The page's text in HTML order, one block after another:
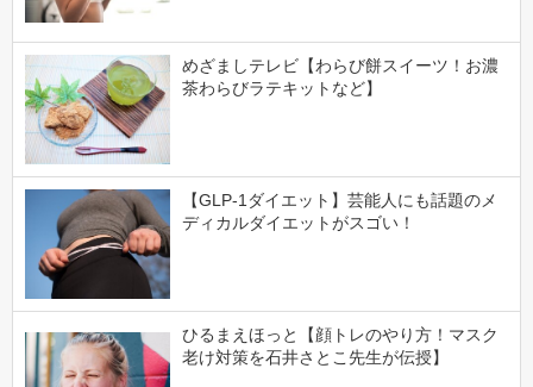
めざましテレビ【わらび餅スイーツ！お濃
茶わらびラテキットなど】
【GLP-1ダイエット】芸能人にも話題のメ
ディカルダイエットがスゴい！
ひるまえほっと【顔トレのやり方！マスク
老け対策を石井さとこ先生が伝授】